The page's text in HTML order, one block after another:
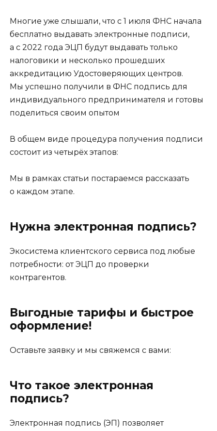
Многие уже слышали, что с 1 июля ФНС начала
бесплатно выдавать электронные подписи,
а с 2022 года ЭЦП будут выдавать только
налоговики и несколько прошедших
аккредитацию Удостоверяющих центров.
Мы успешно получили в ФНС подпись для
индивидуального предпринимателя и готовы
поделиться своим опытом
В общем виде процедура получения подписи
состоит из четырёх этапов:
Мы в рамках статьи постараемся рассказать
о каждом этапе.
Нужна электронная подпись?
Экосистема клиентского сервиса под любые
потребности: от ЭЦП до проверки
контрагентов.
Выгодные тарифы и быстрое
оформление!
Оставьте заявку и мы свяжемся с вами:
Что такое электронная
подпись?
Электронная подпись (ЭП) позволяет